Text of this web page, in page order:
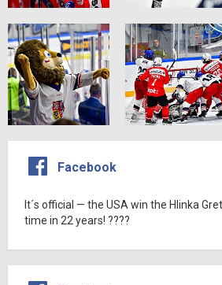
Facebook
It´s official — the USA win the Hlinka
time in 22 years! ????